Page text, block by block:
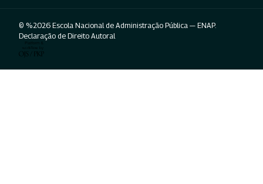
© %2026 Escola Nacional de Administração Pública — ENAP.
Declaração de Direito Autoral